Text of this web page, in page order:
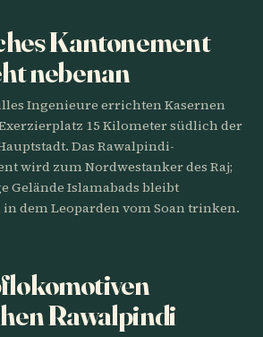
Kantonement
nebenan
Ingenieure errichten Kasernen
15 Kilometer südlich der
Das Rawalpindi-
wird zum Nordwestanker des Raj;
Gelände Islamabads bleibt
in dem Leoparden vom Soan trinken.
Rawalpindi